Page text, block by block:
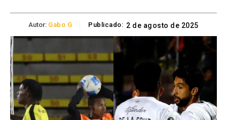
Autor: Gabo G Publicado: 2 de agosto de 2025